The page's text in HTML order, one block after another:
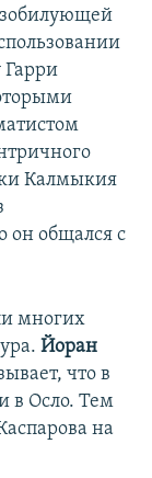
Гарри
Калмыкия
он общался с
многих
Йоран
что в
в Осло. Тем
на